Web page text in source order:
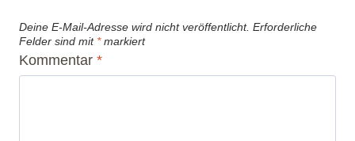
Deine E-Mail-Adresse wird nicht veröffentlicht. Erforderliche
Felder sind mit *markiert
Kommentar *